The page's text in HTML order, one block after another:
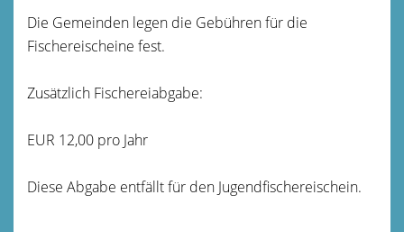
Die Gemeinden legen die Gebühren für die
Fischereischeine fest.
Zusätzlich Fischereiabgabe:
EUR 12,00 pro Jahr
Diese Abgabe entfällt für den Jugendfischereischein.